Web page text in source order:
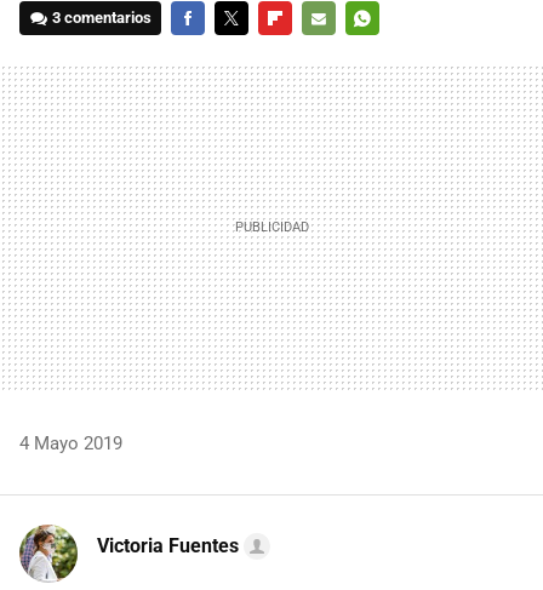
3 comentarios
MAIL
4 Mayo 2019
Victoria Fuentes